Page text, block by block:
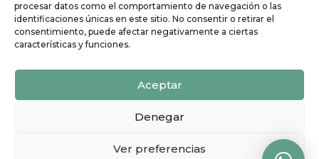
procesar datos como el comportamiento de navegación o las
identificaciones únicas en este sitio. No consentir o retirar el
consentimiento, puede afectar negativamente a ciertas
características y funciones.
Aceptar
Denegar
Ver preferencias
Síguenos en Redes Sociales:
Todos los derechos reservados | ©